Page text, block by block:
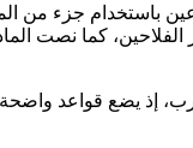
باستخدام جزء
إذ يضع قواعد